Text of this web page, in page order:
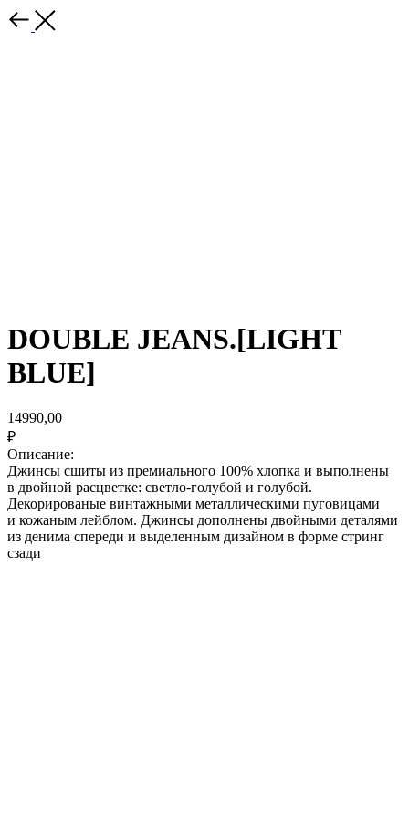
DOUBLE JEANS.[LIGHT
BLUE]
14990,00
₽
Описание:
Джинсы сшиты из премиального 100% хлопка и выполнены
в двойной расцветке: светло-голубой и голубой.
Декорированые винтажными металлическими пуговицами
и кожаным лейблом. Джинсы дополнены двойными деталями
из денима спереди и выделенным дизайном в форме стринг
сзади